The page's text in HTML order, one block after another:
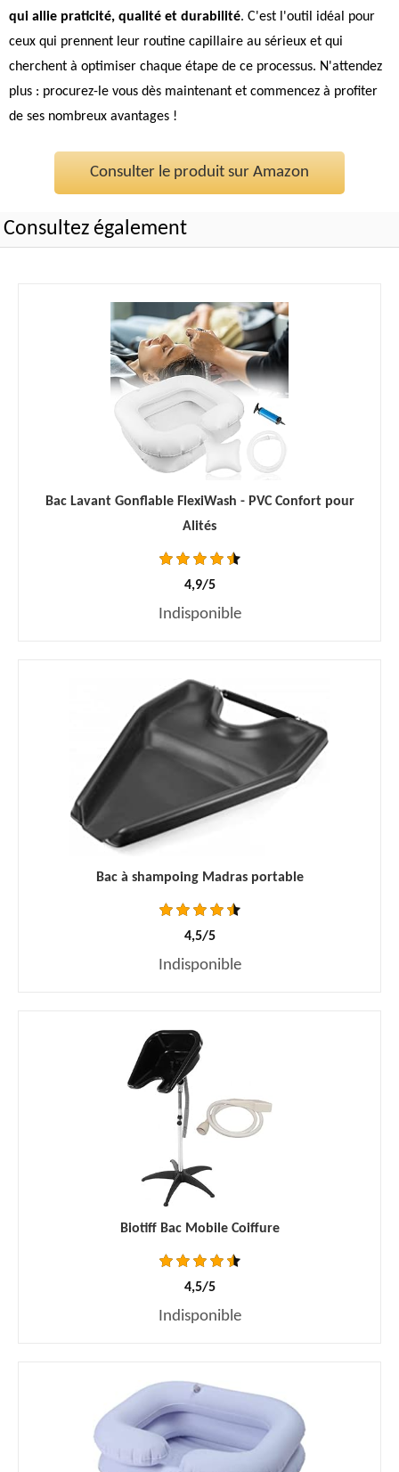
qui allie praticité, qualité et durabilité. C'est l'outil idéal pour
ceux qui prennent leur routine capillaire au sérieux et qui
cherchent à optimiser chaque étape de ce processus. N'attendez
plus : procurez-le vous dès maintenant et commencez à profiter
de ses nombreux avantages !
Consulter le produit sur Amazon
Consultez également
Bac Lavant Gonflable FlexiWash - PVC Confort pour
Alités
4,9/5
Indisponible
Bac à shampoing Madras portable
4,5/5
Indisponible
Biotiff Bac Mobile Coiffure
4,5/5
Indisponible